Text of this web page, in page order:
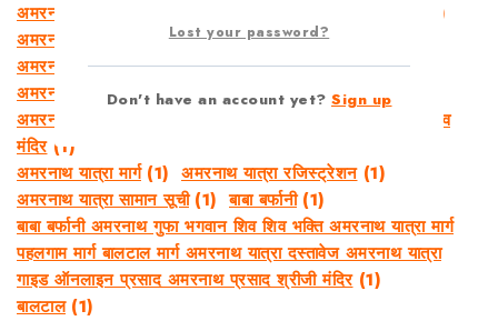
अमरनाथ यात्रा 2026
(1)
अमरनाथ यात्रा का खर्च 2026 (1) अमरनाथ यात्रा खर्च
अमरनाथ यात्रा गाइड (1) अमरनाथ यात्रा तैयारी (1)
अमरनाथ यात्रा दस्तावेज (1) अमरनाथ यात्रा बजट (1)
अमरनाथ यात्रा भगवान शिव अमरनाथ 2026 ऑनलाइन प्रसाद शिव
मंदिर (1)
अमरनाथ यात्रा मार्ग (1) अमरनाथ यात्रा रजिस्ट्रेशन (1)
अमरनाथ यात्रा सामान सूची (1) बाबा बर्फानी (1)
बाबा बर्फानी अमरनाथ गुफा भगवान शिव शिव भक्ति अमरनाथ यात्रा मार्ग
पहलगाम मार्ग बालटाल मार्ग अमरनाथ यात्रा दस्तावेज अमरनाथ यात्रा
गाइड ऑनलाइन प्रसाद अमरनाथ प्रसाद श्रीजी मंदिर (1)
बालटाल (1)
Lost your password?
Don't have an account yet? Sign up